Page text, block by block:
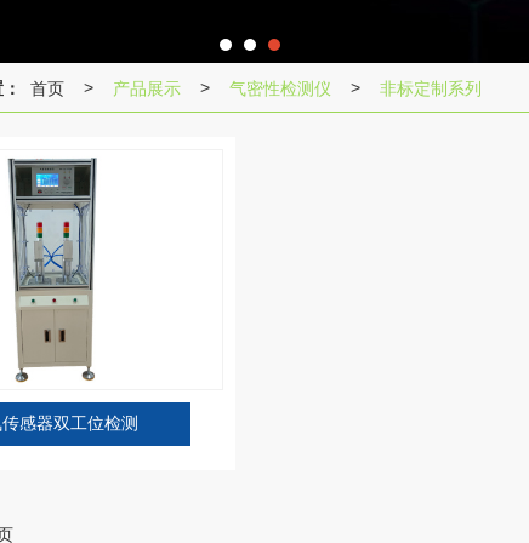
首页 > 产品展示 > 气密性检测仪 > 非标定制系列
感器双工位检测